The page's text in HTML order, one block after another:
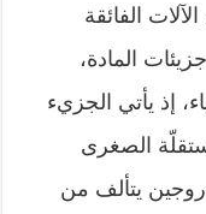
الفائقة
المادة،
إذ يأتي الجزيء
الصغرى
يتألف من